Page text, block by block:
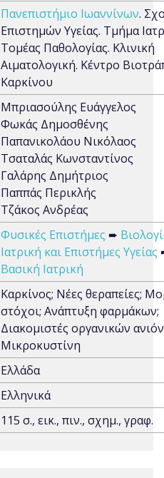
Πανεπιστήμιο Ιωαννίνων.
Επιστημών Υγείας. Τμήμα
Τομέας Παθολογίας. Κλινική
Αιματολογική. Κέντρο
Καρκίνου
Μπριασούλης Ευάγγελος
Φωκάς Δημοσθένης
Παπανικολάου Νικόλαος
Τσαταλάς Κωνσταντίνος
Γαλάρης Δημήτριος
Παππάς Περικλής
Τζάκος Ανδρέας
Φυσικές Επιστήμες ➨
Ιατρική και Επιστήμες Υγείας
Βασική Ιατρική
Καρκίνος; Νέες θεραπείες;
στόχοι; Ανάπτυξη φαρμάκων;
Διακομιστές οργανικών
Μικροκυστίνη
Ελλάδα
Ελληνικά
115 σ., εικ., πιν., σχημ., γραφ.